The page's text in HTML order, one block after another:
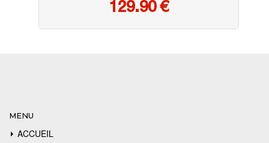
129.90€
MENU
ACCUEIL